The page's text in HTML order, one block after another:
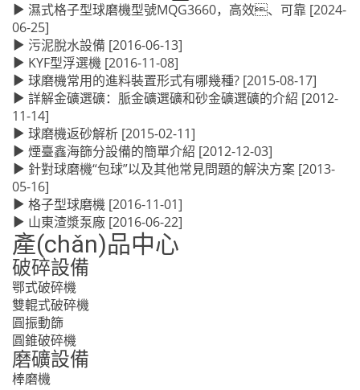
濕式格子型球磨機型號MQG3660，高效、可靠 [2024-
06-25]
污泥脫水設備 [2016-06-13]
KYF型浮選機 [2016-11-08]
球磨機常用的進料裝置形式有哪幾種? [2015-08-17]
詳解金礦選礦：脈金礦選礦和砂金礦選礦的介紹 [2012-
11-14]
球磨機返砂解析 [2015-02-11]
煙臺鑫海篩分設備的簡單介紹 [2012-12-03]
針對球磨機“包球”以及其他常見問題的解決方案 [2013-
05-16]
格子型球磨機 [2016-11-01]
山東渣漿泵廠 [2016-06-22]
產(chǎn)品中心
破碎設備
鄂式破碎機
雙輥式破碎機
圓振動篩
圓錐破碎機
磨礦設備
棒磨機